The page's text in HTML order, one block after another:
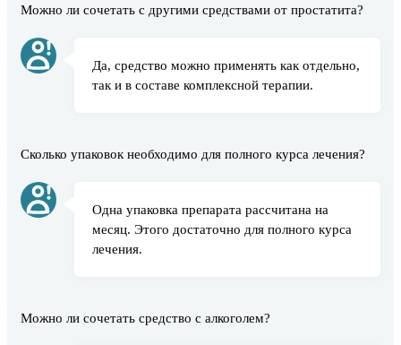
Можно ли сочетать с другими средствами от простатита?
Да, средство можно применять как отдельно,
так и в составе комплексной терапии.
Сколько упаковок необходимо для полного курса лечения?
Одна упаковка препарата рассчитана на
месяц. Этого достаточно для полного курса
лечения.
Можно ли сочетать средство с алкоголем?